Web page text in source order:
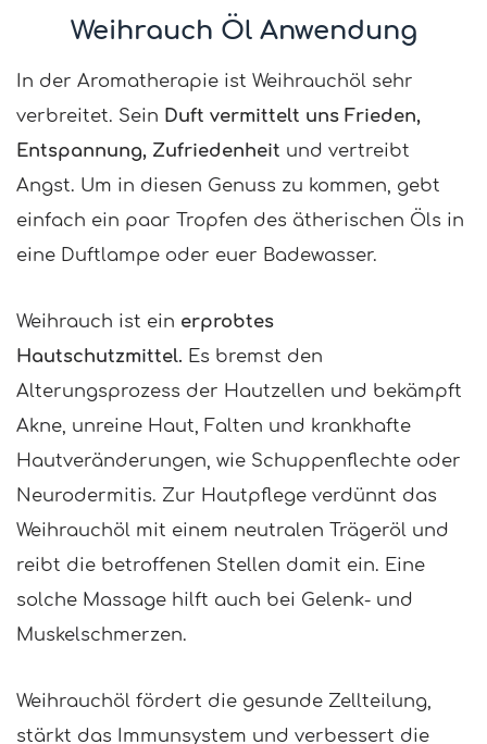
Weihrauch Öl Anwendung
In der Aromatherapie ist Weihrauchöl sehr
verbreitet. Sein Duft vermittelt uns Frieden,
Entspannung, Zufriedenheit und vertreibt
Angst. Um in diesen Genuss zu kommen, gebt
einfach ein paar Tropfen des ätherischen Öls in
eine Duftlampe oder euer Badewasser.
Weihrauch ist ein erprobtes
Hautschutzmittel. Es bremst den
Alterungsprozess der Hautzellen und bekämpft
Akne, unreine Haut, Falten und krankhafte
Hautveränderungen, wie Schuppenflechte oder
Neurodermitis. Zur Hautpflege verdünnt das
Weihrauchöl mit einem neutralen Trägeröl und
reibt die betroffenen Stellen damit ein. Eine
solche Massage hilft auch bei Gelenk- und
Muskelschmerzen.
Weihrauchöl fördert die gesunde Zellteilung,
stärkt das Immunsystem und verbessert die